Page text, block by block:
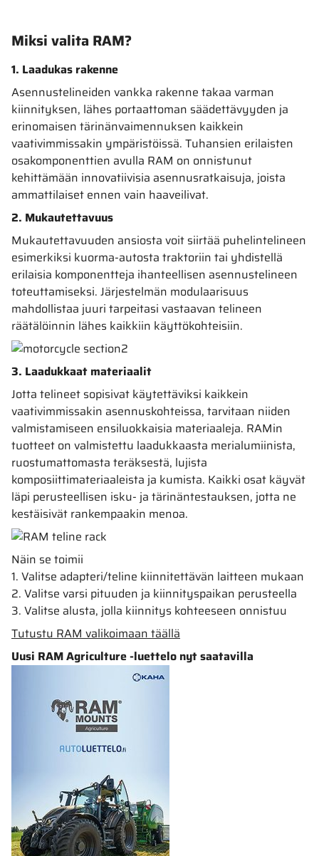
Miksi valita RAM?
1. Laadukas rakenne
Asennustelineiden vankka rakenne takaa varman
kiinnityksen, lähes portaattoman säädettävyyden ja
erinomaisen tärinänvaimennuksen kaikkein
vaativimmissakin ympäristöissä. Tuhansien erilaisten
osakomponenttien avulla RAM on onnistunut
kehittämään innovatiivisia asennusratkaisuja, joista
ammattilaiset ennen vain haaveilivat.
2. Mukautettavuus
Mukautettavuuden ansiosta voit siirtää puhelintelineen
esimerkiksi kuorma-autosta traktoriin tai yhdistellä
erilaisia komponentteja ihanteellisen asennustelineen
toteuttamiseksi. Järjestelmän modulaarisuus
mahdollistaa juuri tarpeitasi vastaavan telineen
räätälöinnin lähes kaikkiin käyttökohteisiin.
3. Laadukkaat materiaalit
Jotta telineet sopisivat käytettäviksi kaikkein
vaativimmissakin asennuskohteissa, tarvitaan niiden
valmistamiseen ensiluokkaisia materiaaleja. RAMin
tuotteet on valmistettu laadukkaasta merialumiinista,
ruostumattomasta teräksestä, lujista
komposiittimateriaaleista ja kumista. Kaikki osat käyvät
läpi perusteellisen isku- ja tärinäntestauksen, jotta ne
kestäisivät rankempaakin menoa.
Näin se toimii
1. Valitse adapteri/teline kiinnitettävän laitteen mukaan
2. Valitse varsi pituuden ja kiinnityspaikan perusteella
3. Valitse alusta, jolla kiinnitys kohteeseen onnistuu
Tutustu RAM valikoimaan täällä
Uusi RAM Agriculture -luettelo nyt saatavilla